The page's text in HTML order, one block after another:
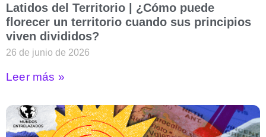
Latidos del Territorio | ¿Cómo puede
florecer un territorio cuando sus principios
viven divididos?
26 de junio de 2026
Leer más »